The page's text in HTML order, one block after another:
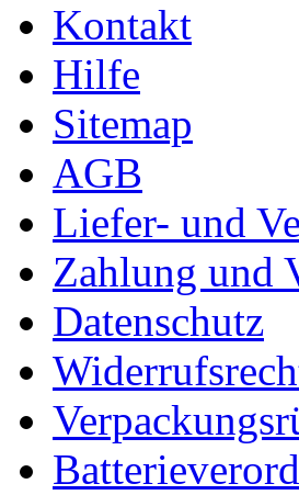
Kontakt
Hilfe
Sitemap
AGB
Liefer- und
Zahlung und
Datenschutz